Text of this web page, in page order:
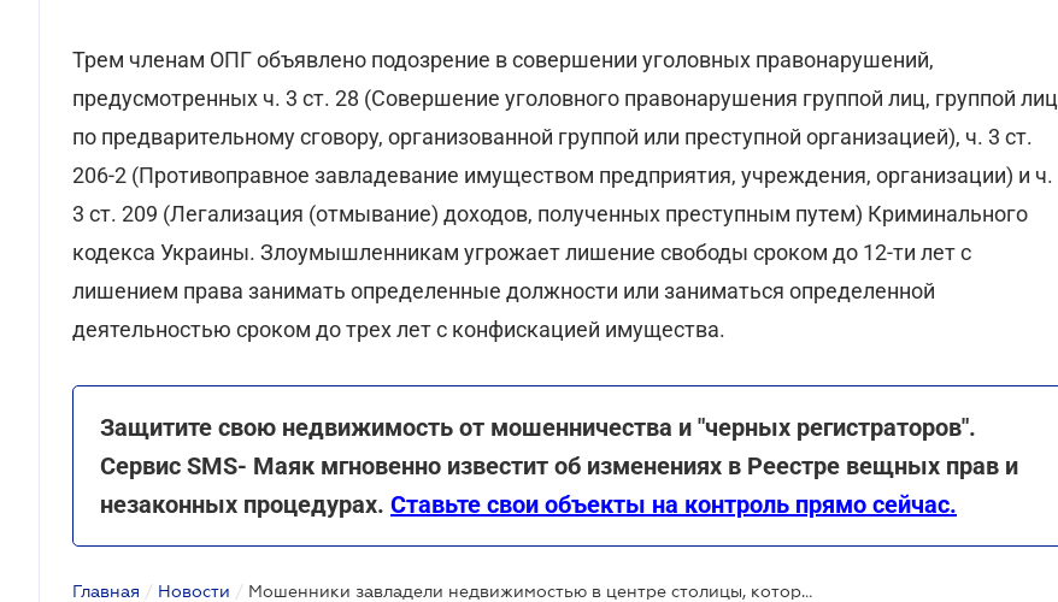
Трем членам ОПГ объявлено подозрение в совершении уголовных правонарушений,
предусмотренных ч. 3 ст. 28 (Совершение уголовного правонарушения группой лиц, группой лиц
по предварительному сговору, организованной группой или преступной организацией), ч. 3 ст.
206-2 (Противоправное завладевание имуществом предприятия, учреждения, организации) и ч.
3 ст. 209 (Легализация (отмывание) доходов, полученных преступным путем) Криминального
кодекса Украины. Злоумышленникам угрожает лишение свободы сроком до 12-ти лет с
лишением права занимать определенные должности или заниматься определенной
деятельностью сроком до трех лет с конфискацией имущества.
Защитите свою недвижимость от мошенничества и "черных регистраторов".
Сервис SMS- Маяк мгновенно известит об изменениях в Реестре вещных прав и
незаконных процедурах. Ставьте свои объекты на контроль прямо сейчас.
Главная / Новости / Мошенники завладели недвижимостью в центре столицы, которая принадлежала компаниям